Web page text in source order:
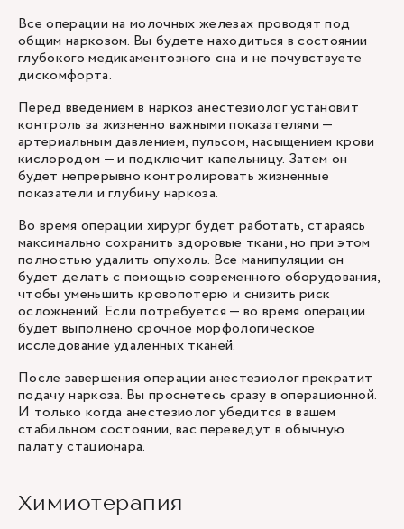
Все операции на молочных железах проводят под
общим наркозом. Вы будете находиться в состоянии
глубокого медикаментозного сна и не почувствуете
дискомфорта.
Перед введением в наркоз анестезиолог установит
контроль за жизненно важными показателями —
артериальным давлением, пульсом, насыщением крови
кислородом — и подключит капельницу. Затем он
будет непрерывно контролировать жизненные
показатели и глубину наркоза.
Во время операции хирург будет работать, стараясь
максимально сохранить здоровые ткани, но при этом
полностью удалить опухоль. Все манипуляции он
будет делать с помощью современного оборудования,
чтобы уменьшить кровопотерю и снизить риск
осложнений. Если потребуется — во время операции
будет выполнено срочное морфологическое
исследование удаленных тканей.
После завершения операции анестезиолог прекратит
подачу наркоза. Вы проснетесь сразу в операционной.
И только когда анестезиолог убедится в вашем
стабильном состоянии, вас переведут в обычную
палату стационара.
Химиотерапия